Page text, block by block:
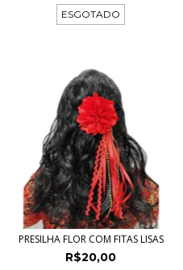
ESGOTADO
PRESILHA FLOR COM FITAS LISAS
R$20,00